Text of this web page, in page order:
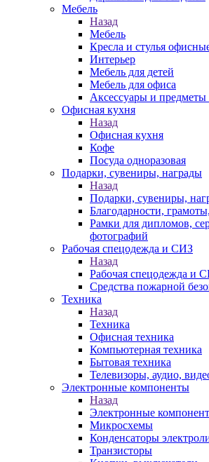
Мебель
Назад
Мебель
Кресла и стулья
Интерьер
Мебель для детей
Мебель для офиса
Аксессуары и предметы
Офисная кухня
Назад
Офисная кухня
Кофе
Посуда одноразовая
Подарки, сувениры, награды
Назад
Подарки, сувениры,
Благодарности,
Рамки для дипломов,
фотографий
Рабочая спецодежда и СИЗ
Назад
Рабочая спецодежда и
Средства пожарной
Техника
Назад
Техника
Офисная техника
Компьютерная техника
Бытовая техника
Телевизоры, аудио,
Электронные компоненты
Назад
Электронные
Микросхемы
Конденсаторы
Транзисторы